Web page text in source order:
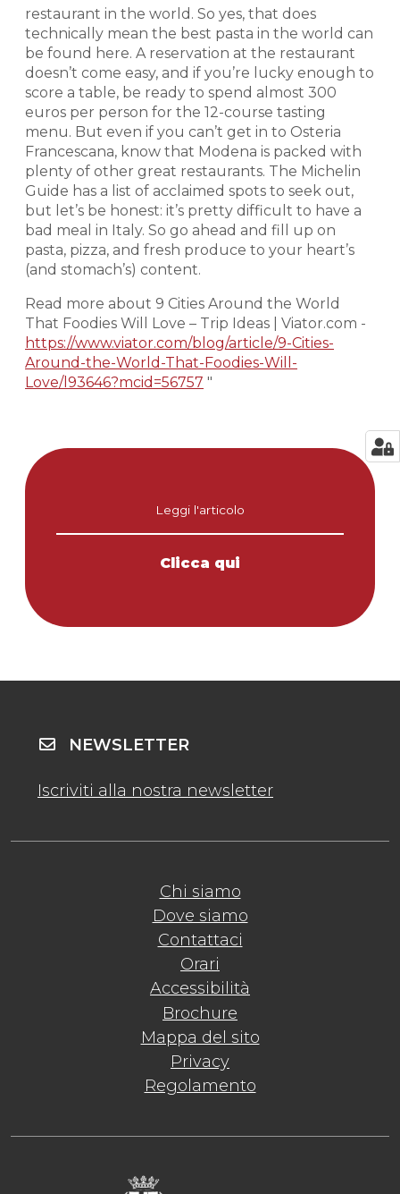
restaurant in the world. So yes, that does
technically mean the best pasta in the world can
be found here. A reservation at the restaurant
doesn’t come easy, and if you’re lucky enough to
score a table, be ready to spend almost 300
euros per person for the 12-course tasting
menu. But even if you can’t get in to Osteria
Francescana, know that Modena is packed with
plenty of other great restaurants. The Michelin
Guide has a list of acclaimed spots to seek out,
but let’s be honest: it’s pretty difficult to have a
bad meal in Italy. So go ahead and fill up on
pasta, pizza, and fresh produce to your heart’s
(and stomach’s) content.
Read more about 9 Cities Around the World
That Foodies Will Love – Trip Ideas | Viator.com -
https://www.viator.com/blog/article/9-Cities-
Around-the-World-That-Foodies-Will-
Love/l93646?mcid=56757 "
Leggi l'articolo
Clicca qui
Chi siamo
Dove siamo
Contattaci
Orari
Accessibilità
Brochure
Mappa del sito
Privacy
Regolamento
NEWSLETTER
Iscriviti alla nostra newsletter